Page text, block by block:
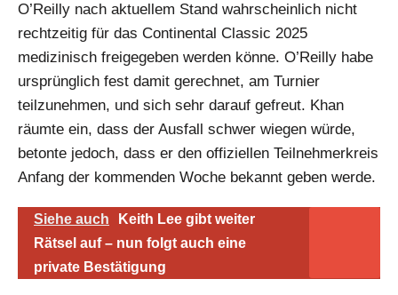
O’Reilly nach aktuellem Stand wahrscheinlich nicht
rechtzeitig für das Continental Classic 2025
medizinisch freigegeben werden könne. O’Reilly habe
ursprünglich fest damit gerechnet, am Turnier
teilzunehmen, und sich sehr darauf gefreut. Khan
räumte ein, dass der Ausfall schwer wiegen würde,
betonte jedoch, dass er den offiziellen Teilnehmerkreis
Anfang der kommenden Woche bekannt geben werde.
Siehe auch
Keith Lee gibt weiter
Rätsel auf – nun folgt auch eine
private Bestätigung